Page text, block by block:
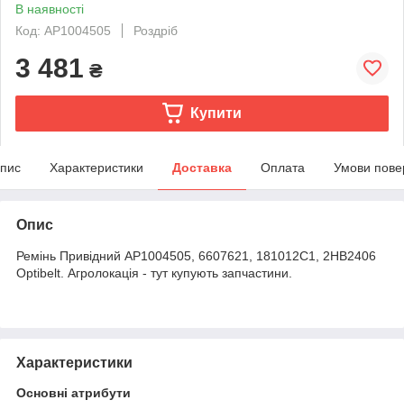
В наявності
Код: AP1004505
Роздріб
3 481 ₴
Купити
Характеристики Доставка Оплата Умови
Опис
Ремінь Привідний AP1004505, 6607621, 181012C1, 2HB2406
Optibelt. Агролокація - тут купують запчастини.
Характеристики
Основні атрибути